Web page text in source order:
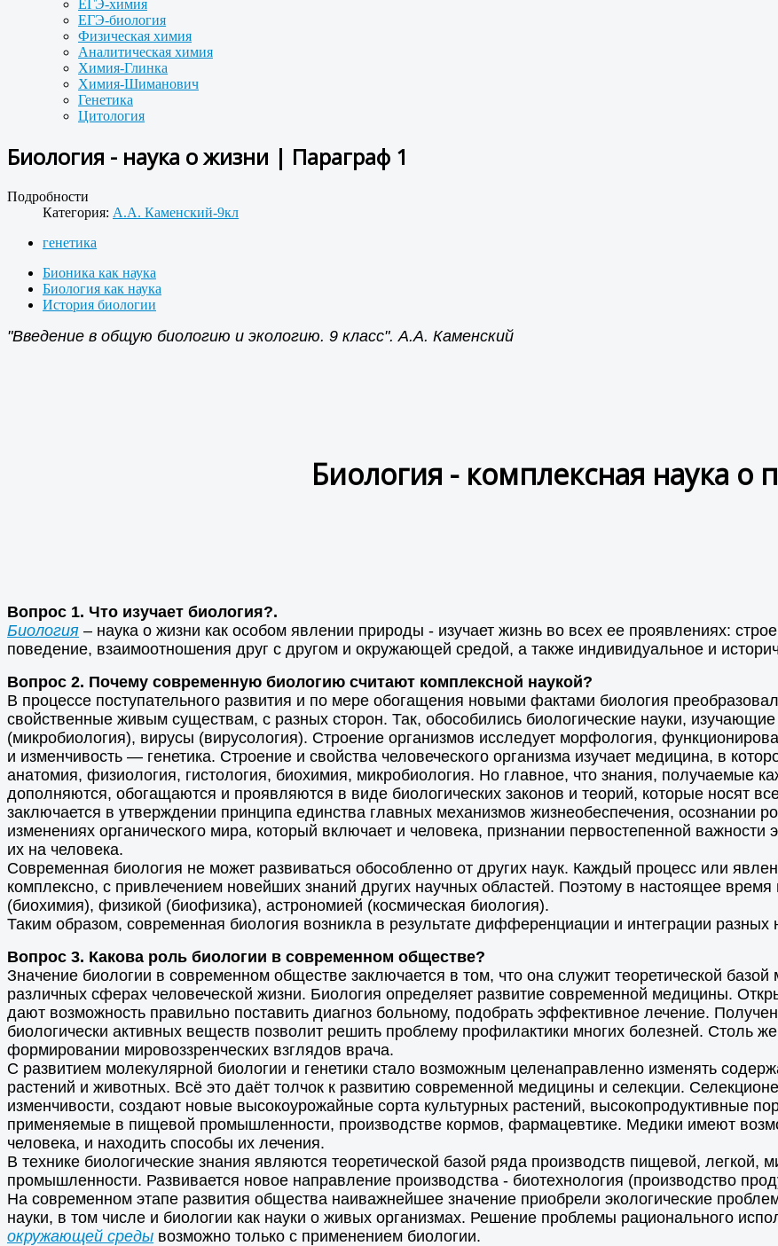
ЕГЭ-химия
ЕГЭ-биология
Физическая химия
Аналитическая химия
Химия-Глинка
Химия-Шиманович
Генетика
Цитология
Биология - наука о жизни | Параграф 1
Подробности
Категория: А.А. Каменский-9кл
генетика
Бионика как наука
Биология как наука
История биологии
"Введение в общую биологию и экологию. 9 класс". А.А. Каменский
Биология - комплексная наука о
Вопрос 1. Что изучает биология?.
Биология – наука о жизни как особом явлении природы - изучает жизнь во всех ее проявлениях:
поведение, взаимоотношения друг с другом и окружающей средой, а также индивидуальное и
Вопрос 2. Почему современную биологию считают комплексной наукой?
В процессе поступательного развития и по мере обогащения новыми фактами биология
свойственные живым существам, с разных сторон. Так, обособились биологические науки,
(микробиология), вирусы (вирусология). Строение организмов исследует морфология,
и изменчивость — генетика. Строение и свойства человеческого организма изучает медицина, в
анатомия, физиология, гистология, биохимия, микробиология. Но главное, что знания, получаемые
дополняются, обогащаются и проявляются в виде биологических законов и теорий, которые носят
заключается в утверждении принципа единства главных механизмов жизнеобеспечения, осознании
изменениях органического мира, который включает и человека, признании первостепенной важности
их на человека.
Современная биология не может развиваться обособленно от других наук. Каждый процесс или
комплексно, с привлечением новейших знаний других научных областей. Поэтому в настоящее время
(биохимия), физикой (биофизика), астрономией (космическая биология).
Таким образом, современная биология возникла в результате дифференциации и интеграции
Вопрос 3. Какова роль биологии в современном обществе?
Значение биологии в современном обществе заключается в том, что она служит теоретической базой
различных сферах человеческой жизни. Биология определяет развитие современной медицины.
дают возможность правильно поставить диагноз больному, подобрать эффективное лечение.
биологически активных веществ позволит решить проблему профилактики многих болезней. Столь
формировании мировоззренческих взглядов врача.
С развитием молекулярной биологии и генетики стало возможным целенаправленно изменять
растений и животных. Всё это даёт толчок к развитию современной медицины и селекции.
изменчивости, создают новые высокоурожайные сорта культурных растений, высокопродуктивные
применяемые в пищевой промышленности, производстве кормов, фармацевтике. Медики имеют
человека, и находить способы их лечения.
В технике биологические знания являются теоретической базой ряда производств пищевой, легкой,
промышленности. Развивается новое направление производства - биотехнология (производство
На современном этапе развития общества наиважнейшее значение приобрели экологические
науки, в том числе и биологии как науки о живых организмах. Решение проблемы рационального
окружающей среды возможно только с применением биологии.